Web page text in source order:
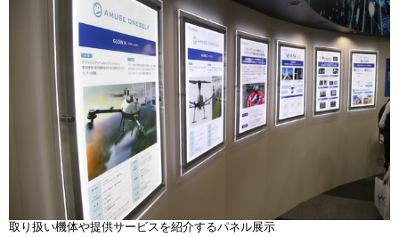
取り扱い機体や提供サービスを紹介するパネル展示